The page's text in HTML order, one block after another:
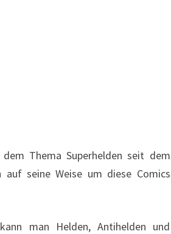
Thema Superhelden seit dem
seine Weise um diese Comics
man Helden, Antihelden und